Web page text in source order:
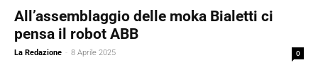
All’assemblaggio delle moka Bialetti ci
pensa il robot ABB
La Redazione - 8 Aprile 2025 0